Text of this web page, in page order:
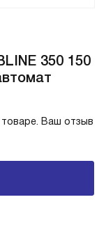
350 150
Ваш отзыв